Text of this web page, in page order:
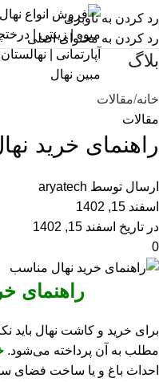
رد کردن به ناوبری
رد کردن به محتوای اصلی
بلاگ
خانه مقالات
مقالات
راهنمای خرید
ارسال توسط aryatech
اسفند 15, 1402
در تاریخ اسفند 15, 1402
0
راهنمای
برای خرید و کاشت نهال باید
مطلب به آن پرداخته می‌شود.
احداث باغ و یا ساخت فضای